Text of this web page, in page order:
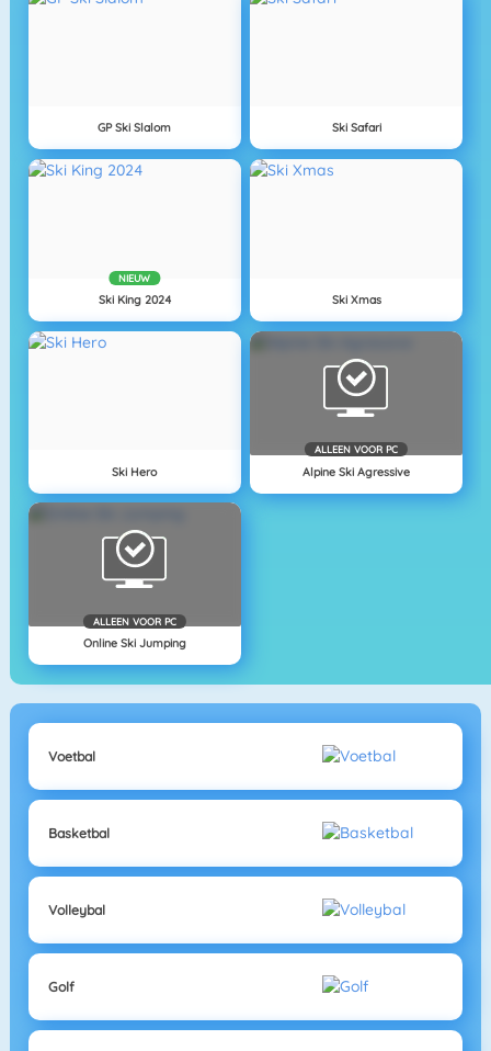
GP Ski Slalom Ski Safari
NIEUW
Ski King 2024 Ski Xmas
Ski Hero
ALLEEN VOOR PC
Alpine Ski Agressive
ALLEEN VOOR PC
Online Ski Jumping
Voetbal
Basketbal
Volleybal
Golf